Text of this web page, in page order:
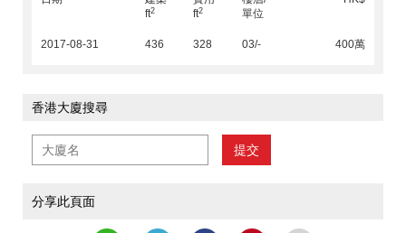
ft2
ft2
單位
2017-08-31 436 328 03/- 400萬
香港大廈搜尋
提交
分享此頁面